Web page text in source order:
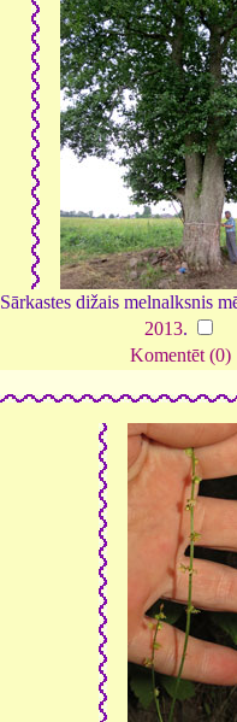
Sārkastes dižais melnalksnis
2013.
Komentēt (0)